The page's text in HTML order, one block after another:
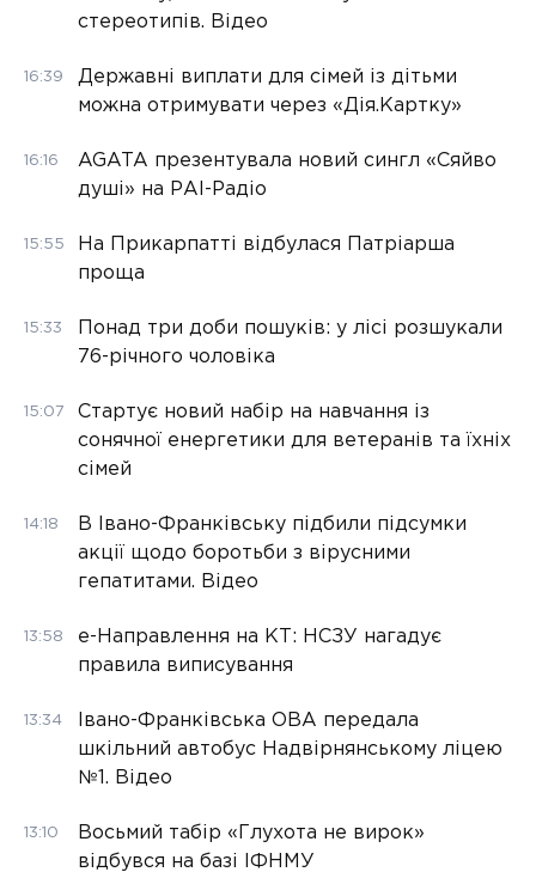
стереотипів. Відео
16:39
Державні виплати для сімей із дітьми
можна отримувати через «Дія.Картку»
16:16
AGATA презентувала новий сингл «Сяйво
душі» на РАІ-Радіо
15:55
На Прикарпатті відбулася Патріарша
проща
15:33
Понад три доби пошуків: у лісі розшукали
76-річного чоловіка
15:07
Стартує новий набір на навчання із
сонячної енергетики для ветеранів та їхніх
сімей
14:18
В Івано-Франківську підбили підсумки
акції щодо боротьби з вірусними
гепатитами. Відео
13:58
е-Направлення на КТ: НСЗУ нагадує
правила виписування
13:34
Івано-Франківська ОВА передала
шкільний автобус Надвірнянському ліцею
№1. Відео
13:10
Восьмий табір «Глухота не вирок»
відбувся на базі ІФНМУ